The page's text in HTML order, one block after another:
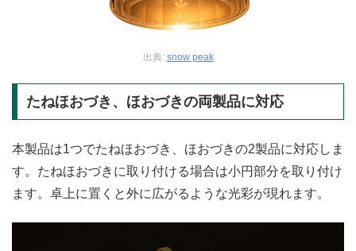
出典: snow peak
たねほおづき、ほおづきの両製品に対応
本製品は1つでたねほおづき、ほおづきの2製品に対応しま
す。たねほおづきに取り付ける場合は小円部分を取り付け
ます。卓上に置くと外に広がるような光彩が現れます。